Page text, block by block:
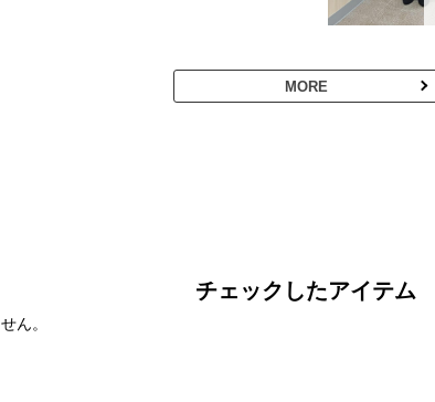
MORE
チェックしたアイテム
ん。